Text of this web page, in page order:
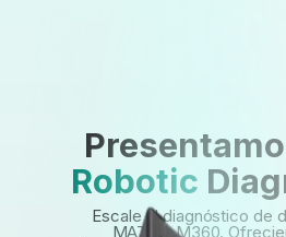
Robotic
Escale el diagnóstico de
MATT y M360.